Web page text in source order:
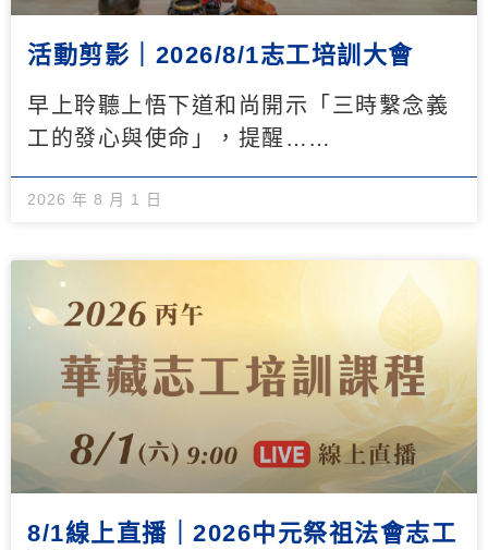
活動剪影｜2026/8/1志工培訓大會
早上聆聽上悟下道和尚開示「三時繫念義
工的發心與使命」，提醒……
2026 年 8 月 1 日
8/1線上直播｜2026中元祭祖法會志工